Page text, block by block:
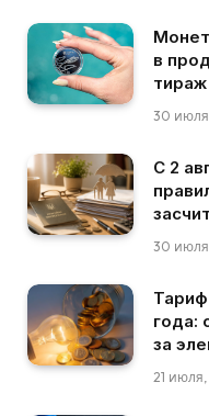
в
30
С 2
30
Тариф
года:
за
21